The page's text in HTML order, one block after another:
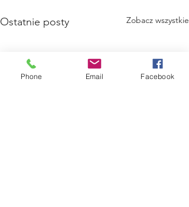
Ostatnie posty Zobacz wszystkie
Phone Email Facebook